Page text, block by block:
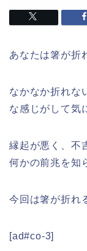
あなたは箸が折
なかなか折れな
な感じがして気
縁起が悪く、不
何かの前兆を知
今回は箸が折れ
[ad#co-3]